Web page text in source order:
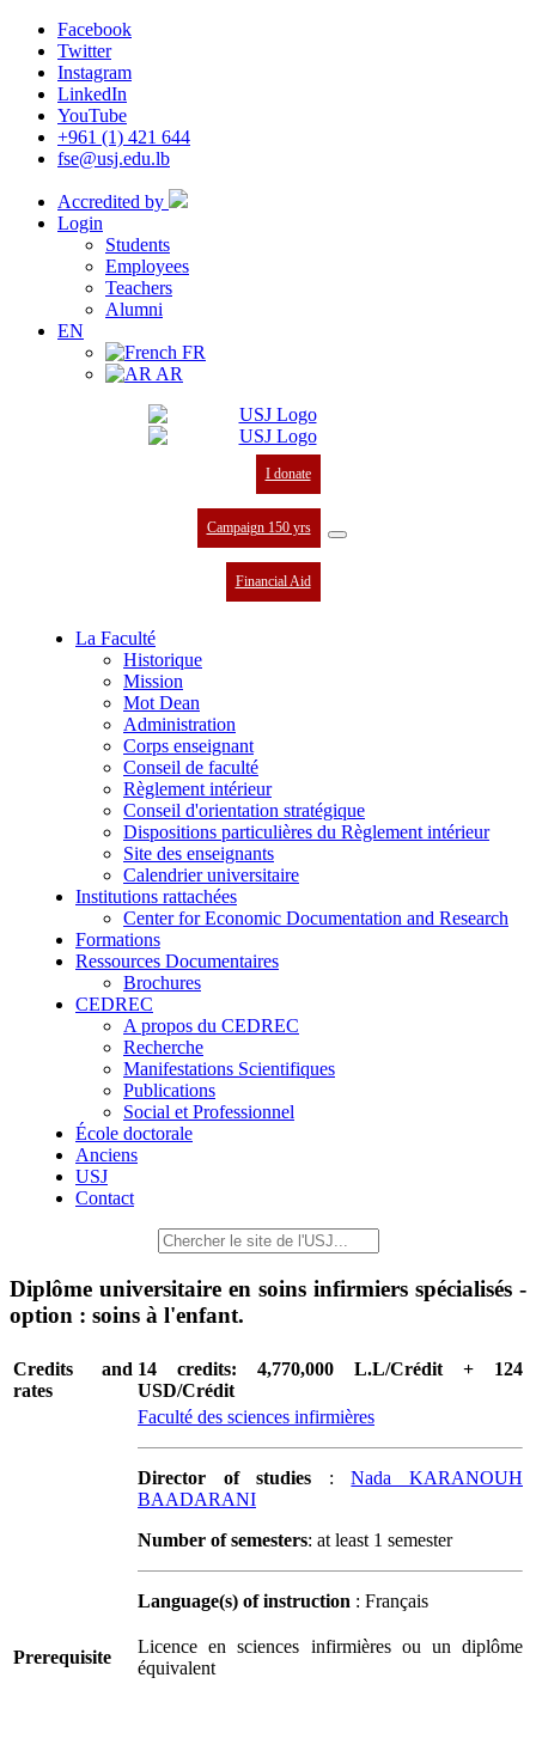
Facebook
Twitter
Instagram
LinkedIn
YouTube
+961 (1) 421 644
fse@usj.edu.lb
Accredited by
Login
Students
Employees
Teachers
Alumni
EN
FR
AR
I donate
Campaign 150 yrs
Financial Aid
La Faculté
Historique
Mission
Mot Dean
Administration
Corps enseignant
Conseil de faculté
Règlement intérieur
Conseil d'orientation stratégique
Dispositions particulières du Règlement intérieur
Site des enseignants
Calendrier universitaire
Institutions rattachées
Center for Economic Documentation and Research
Formations
Ressources Documentaires
Brochures
CEDREC
A propos du CEDREC
Recherche
Manifestations Scientifiques
Publications
Social et Professionnel
École doctorale
Anciens
USJ
Contact
Diplôme universitaire en soins infirmiers spécialisés -
option : soins à l'enfant.
Credits and
rates
14 credits: 4,770,000 L.L/Crédit + 124
USD/Crédit
Faculté des sciences infirmières
Director of studies :Nada KARANOUH
BAADARANI
Number of semesters: at least 1 semester
Language(s) of instruction : Français
Prerequisite
Licence en sciences infirmières ou un diplôme
équivalent